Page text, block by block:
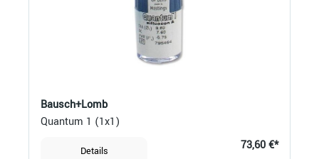
Bausch+Lomb
Quantum 1 (1x1)
Details 73,60 €*